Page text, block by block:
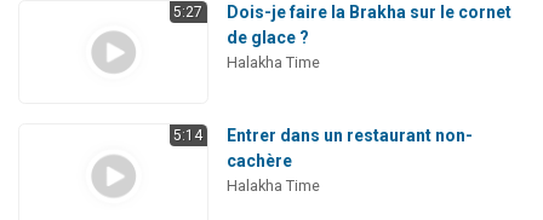
5:27
Dois-je faire la Brakha sur le cornet
de glace ?
Halakha Time
5:14
Entrer dans un restaurant non-
cachère
Halakha Time